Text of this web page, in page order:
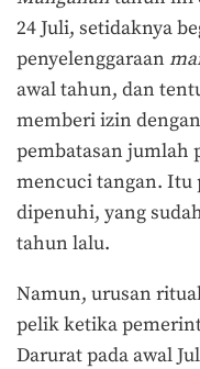
24 Juli, setidaknya
penyelenggaraan
awal tahun, dan
memberi izin
pembatasan jumlah
mencuci tangan. Itu
dipenuhi, yang
tahun lalu.
Namun, urusan
pelik ketika
Darurat pada awal